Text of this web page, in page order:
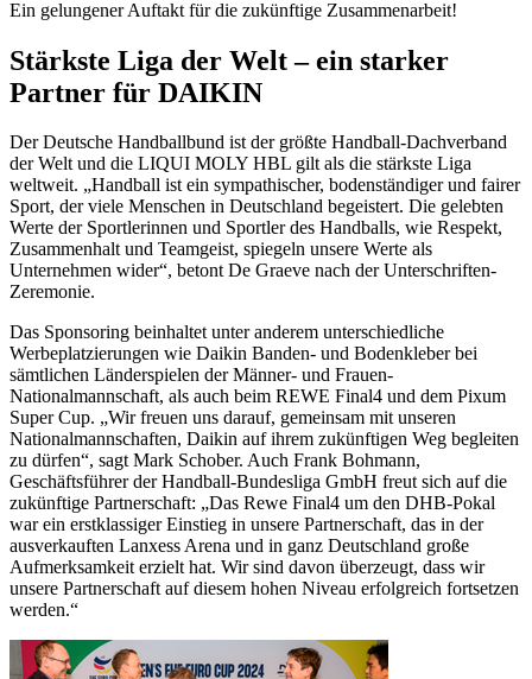
Ein gelungener Auftakt für die zukünftige Zusammenarbeit!
Stärkste Liga der Welt – ein starker
Partner für DAIKIN
Der Deutsche Handballbund ist der größte Handball-Dachverband
der Welt und die LIQUI MOLY HBL gilt als die stärkste Liga
weltweit. „Handball ist ein sympathischer, bodenständiger und fairer
Sport, der viele Menschen in Deutschland begeistert. Die gelebten
Werte der Sportlerinnen und Sportler des Handballs, wie Respekt,
Zusammenhalt und Teamgeist, spiegeln unsere Werte als
Unternehmen wider“, betont De Graeve nach der Unterschriften-
Zeremonie.
Das Sponsoring beinhaltet unter anderem unterschiedliche
Werbeplatzierungen wie Daikin Banden- und Bodenkleber bei
sämtlichen Länderspielen der Männer- und Frauen-
Nationalmannschaft, als auch beim REWE Final4 und dem Pixum
Super Cup. „Wir freuen uns darauf, gemeinsam mit unseren
Nationalmannschaften, Daikin auf ihrem zukünftigen Weg begleiten
zu dürfen“, sagt Mark Schober. Auch Frank Bohmann,
Geschäftsführer der Handball-Bundesliga GmbH freut sich auf die
zukünftige Partnerschaft: „Das Rewe Final4 um den DHB-Pokal
war ein erstklassiger Einstieg in unsere Partnerschaft, das in der
ausverkauften Lanxess Arena und in ganz Deutschland große
Aufmerksamkeit erzielt hat. Wir sind davon überzeugt, dass wir
unsere Partnerschaft auf diesem hohen Niveau erfolgreich fortsetzen
werden.“